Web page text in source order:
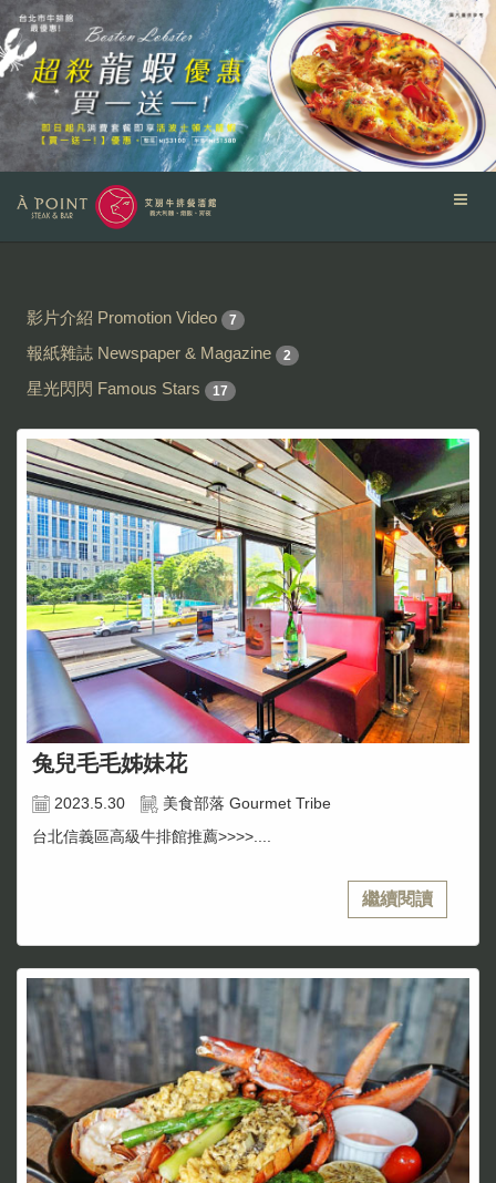
影片介紹 Promotion Video 7
報紙雜誌 Newspaper & Magazine 2
星光閃閃 Famous Stars 17
兔兒毛毛姊妹花
2023.5.30
美食部落 Gourmet Tribe
台北信義區高級牛排館推薦>>>>....
繼續閱讀